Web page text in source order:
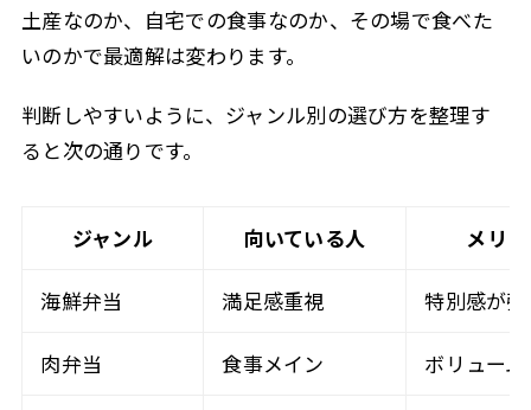
土産なのか、自宅での食事なのか、その場で食べた
いのかで最適解は変わります。
判断しやすいように、ジャンル別の選び方を整理す
ると次の通りです。
ジャンル 向いている人 メリ
海鮮弁当 満足感重視 特別感が
肉弁当 食事メイン ボリュー